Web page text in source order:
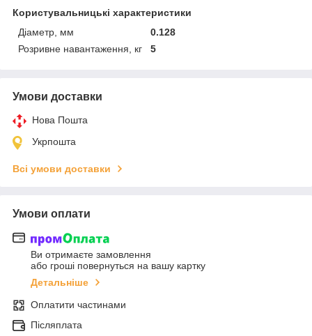
Користувальницькі характеристики
Діаметр, мм
0.128
Розривне навантаження, кг
5
Умови доставки
Нова Пошта
Укрпошта
Всі умови доставки
Умови оплати
Ви отримаєте замовлення
або гроші повернуться на вашу картку
Детальніше
Оплатити частинами
Післяплата